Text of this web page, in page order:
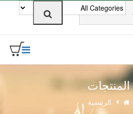
المنتجات
الرئيسية